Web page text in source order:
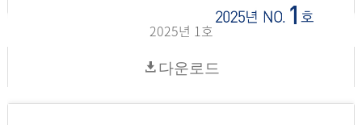
2025년 1호
다운로드